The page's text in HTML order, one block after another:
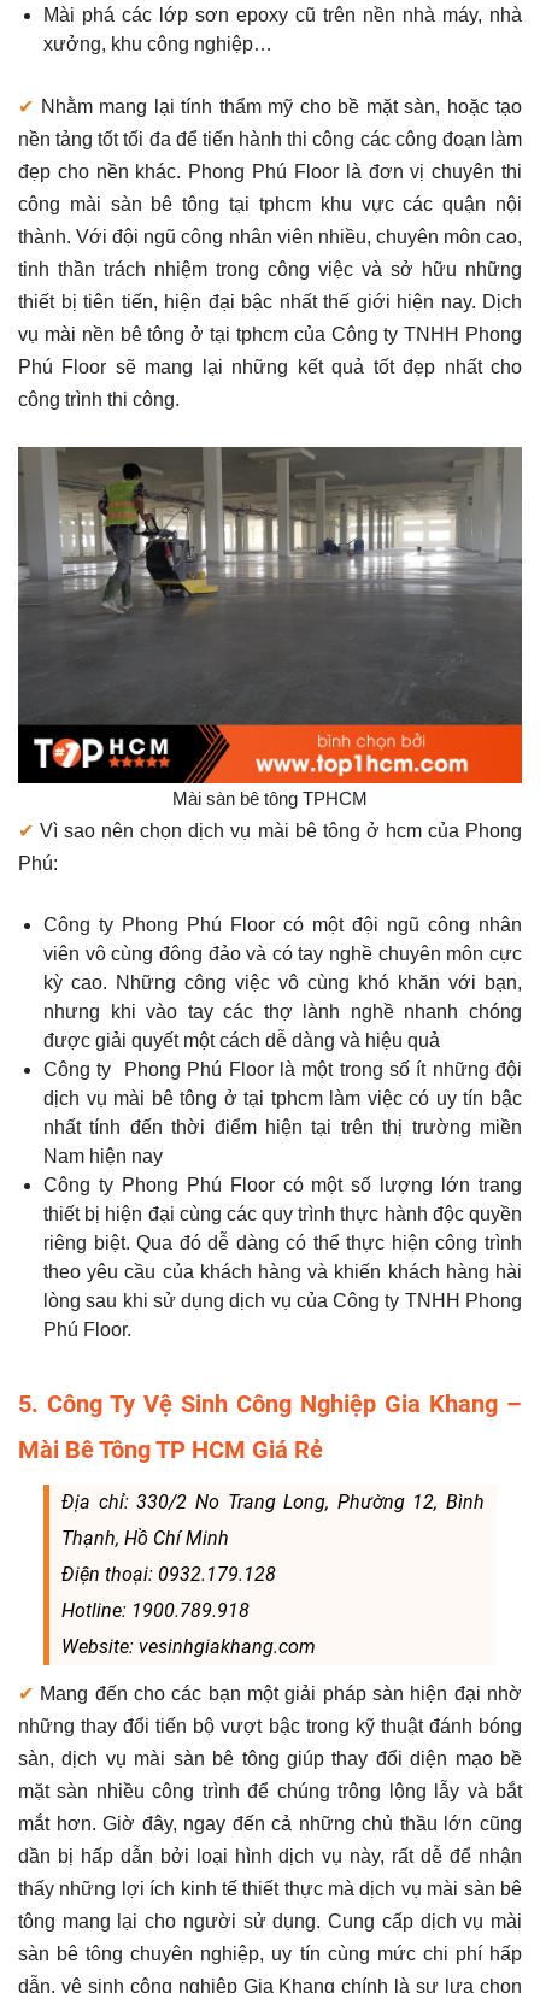
Mài phá các lớp sơn epoxy cũ trên nền nhà máy, nhà
xưởng, khu công nghiệp…
✔ Nhằm mang lại tính thẩm mỹ cho bề mặt sàn, hoặc tạo
nền tảng tốt tối đa để tiến hành thi công các công đoạn làm
đẹp cho nền khác. Phong Phú Floor là đơn vị chuyên thi
công mài sàn bê tông tại tphcm khu vực các quận nội
thành. Với đội ngũ công nhân viên nhiều, chuyên môn cao,
tinh thần trách nhiệm trong công việc và sở hữu những
thiết bị tiên tiến, hiện đại bậc nhất thế giới hiện nay. Dịch
vụ mài nền bê tông ở tại tphcm của Công ty TNHH Phong
Phú Floor sẽ mang lại những kết quả tốt đẹp nhất cho
công trình thi công.
Mài sàn bê tông TPHCM
✔Vì sao nên chọn dịch vụ mài bê tông ở hcm của Phong
Phú:
Công ty Phong Phú Floor có một đội ngũ công nhân
viên vô cùng đông đảo và có tay nghề chuyên môn cực
kỳ cao. Những công việc vô cùng khó khăn với bạn,
nhưng khi vào tay các thợ lành nghề nhanh chóng
được giải quyết một cách dễ dàng và hiệu quả
Công ty Phong Phú Floor là một trong số ít những đội
dịch vụ mài bê tông ở tại tphcm làm việc có uy tín bậc
nhất tính đến thời điểm hiện tại trên thị trường miền
Nam hiện nay
Công ty Phong Phú Floor có một số lượng lớn trang
thiết bị hiện đại cùng các quy trình thực hành độc quyền
riêng biệt. Qua đó dễ dàng có thể thực hiện công trình
theo yêu cầu của khách hàng và khiến khách hàng hài
lòng sau khi sử dụng dịch vụ của Công ty TNHH Phong
Phú Floor.
5. Công Ty Vệ Sinh Công Nghiệp Gia Khang –
Mài Bê Tông TP HCM Giá Rẻ
Địa chỉ: 330/2 No Trang Long, Phường 12, Bình
Thạnh, Hồ Chí Minh
Điện thoại: 0932.179.128
Hotline: 1900.789.918
Website: vesinhgiakhang.com
✔ Mang đến cho các bạn một giải pháp sàn hiện đại nhờ
những thay đổi tiến bộ vượt bậc trong kỹ thuật đánh bóng
sàn, dịch vụ mài sàn bê tông giúp thay đổi diện mạo bề
mặt sàn nhiều công trình để chúng trông lộng lẫy và bắt
mắt hơn. Giờ đây, ngay đến cả những chủ thầu lớn cũng
dần bị hấp dẫn bởi loại hình dịch vụ này, rất dễ để nhận
thấy những lợi ích kinh tế thiết thực mà dịch vụ mài sàn bê
tông mang lại cho người sử dụng. Cung cấp dịch vụ mài
sàn bê tông chuyên nghiệp, uy tín cùng mức chi phí hấp
dẫn, vệ sinh công nghiệp Gia Khang chính là sự lựa chọn